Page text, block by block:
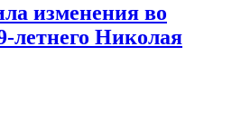
изменения во
летнего Николая